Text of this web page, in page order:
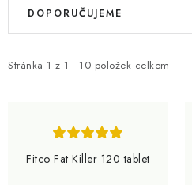
i
Stránka 1 z 1 - 10 položek celkem
e
DOPORUČUJEME
Fitco Fat Killer 120 tablet